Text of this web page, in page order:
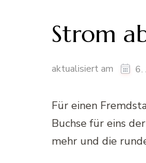
Strom
aktualisiert am 6.
Für einen
Buchse für eins
mehr und die